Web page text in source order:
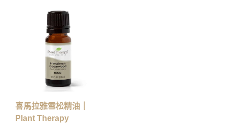
喜馬拉雅雪松精油｜
Plant Therapy